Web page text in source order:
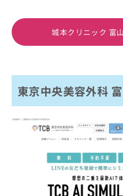
城本クリニック 富
東京中央美容外科